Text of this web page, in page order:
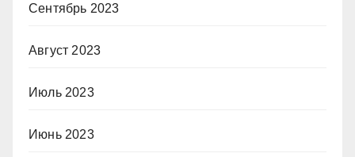
Сентябрь 2023
Август 2023
Июль 2023
Июнь 2023